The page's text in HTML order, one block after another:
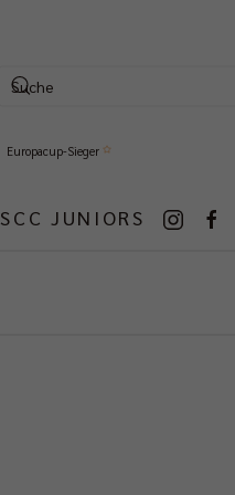
Europacup-Sieger
SCC JUNIORS